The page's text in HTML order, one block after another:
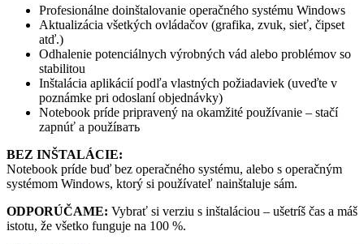
Profesionálne doinštalovanie operačného systému Windows
Aktualizácia všetkých ovládačov (grafika, zvuk, sieť, čipset
atď.)
Odhalenie potenciálnych výrobných vád alebo problémov so
stabilitou
Inštalácia aplikácií podľa vlastných požiadaviek (uveďte v
poznámke pri odoslaní objednávky)
Notebook príde pripravený na okamžité používanie – stačí
zapnúť a použíвать
BEZ INŠTALÁCIE:
Notebook príde buď bez operačného systému, alebo s operačným
systémom Windows, ktorý si používateľ nainštaluje sám.
ODPORÚČAME: Vybrať si verziu s inštaláciou – ušetríš čas a máš
istotu, že všetko funguje na 100 %.